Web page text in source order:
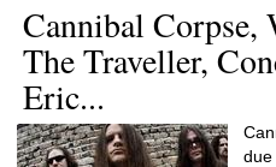
Cannibal Corpse,
The Traveller,
Eric...
due